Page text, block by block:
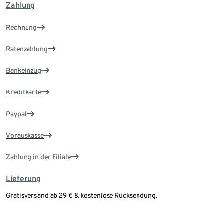
Zahlung
Rechnung
Ratenzahlung
Bankeinzug
Kreditkarte
Paypal
Vorauskasse
Zahlung in der Filiale
Lieferung
Gratisversand ab 29 € & kostenlose Rücksendung.